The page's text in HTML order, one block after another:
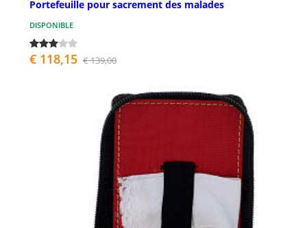
Portefeuille pour sacrement des malades
DISPONIBLE
€ 118,15 € 139,00